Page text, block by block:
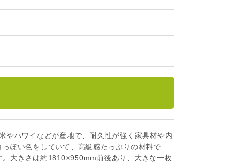
やハワイなどが産地で、耐久性が強く家具材や内
ぽい色をしていて、高級感たっぷりの材料で
大きさは約1810×950mm前後あり、大きな一枚